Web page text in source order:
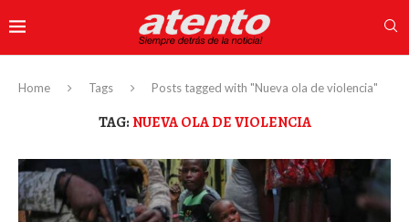
Home Tags Posts tagged with "Nueva ola de violencia"
TAG:NUEVA OLA DE VIOLENCIA